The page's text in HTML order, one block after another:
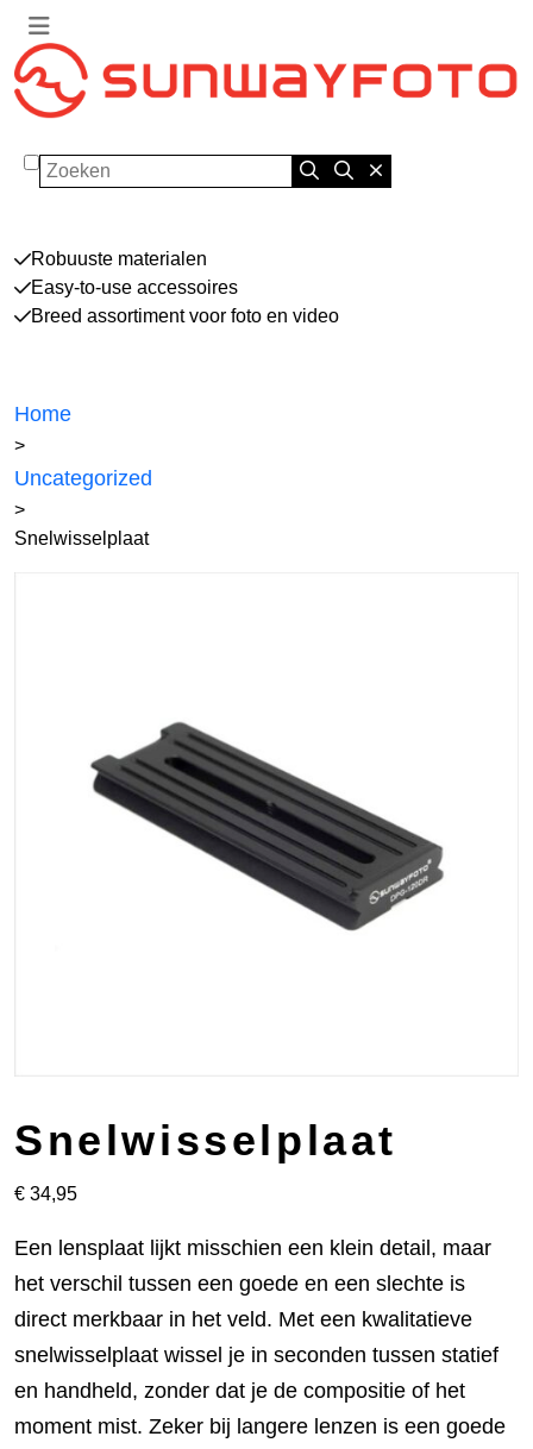
Zoeken
Robuuste materialen
Easy-to-use accessoires
Breed assortiment voor foto en video
Home
>
Uncategorized
>
Snelwisselplaat
Snelwisselplaat
€ 34,95
Een lensplaat lijkt misschien een klein detail, maar
het verschil tussen een goede en een slechte is
direct merkbaar in het veld. Met een kwalitatieve
snelwisselplaat wissel je in seconden tussen statief
en handheld, zonder dat je de compositie of het
moment mist. Zeker bij langere lenzen is een goede